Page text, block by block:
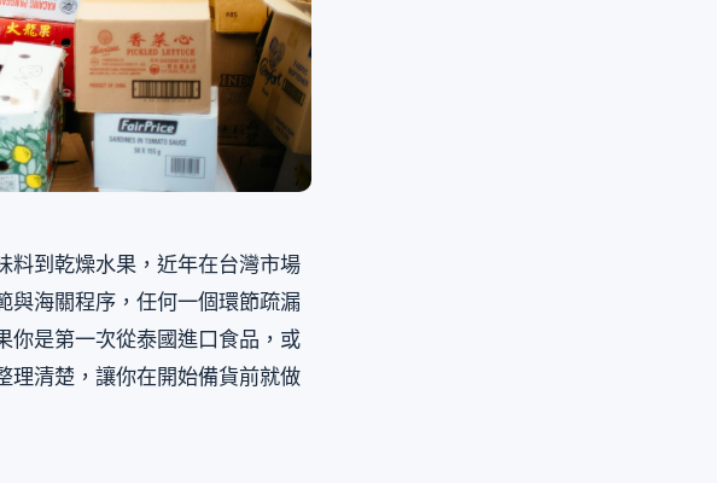
料到乾燥水果，近年在台灣市場
與海關程序，任何一個環節疏漏
你是第一次從泰國進口食品，或
理清楚，讓你在開始備貨前就做